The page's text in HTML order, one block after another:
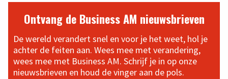
Ontvang de Business AM nieuwsbrieven
De wereld verandert snel en voor je het weet, hol je
achter de feiten aan. Wees mee met verandering,
wees mee met Business AM. Schrijf je in op onze
nieuwsbrieven en houd de vinger aan de pols.